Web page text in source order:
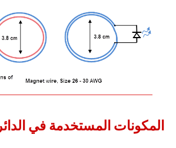
المكونات المستخدمة في الدائرة